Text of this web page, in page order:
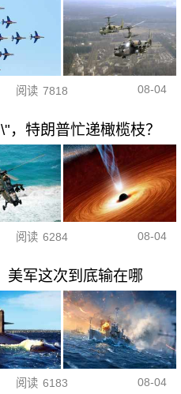
阅读 7818 08-04
，特朗普忙递橄榄枝？
阅读 6284 08-04
美军这次到底输在哪
阅读 6183 08-04